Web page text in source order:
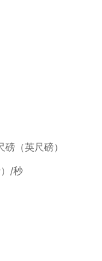
（英尺磅）
/秒